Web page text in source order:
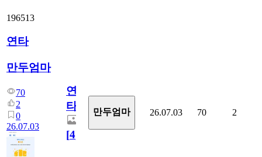
196513
연타
만두엄마
70
2
0
26.07.03
연
타
[4]
만두엄마 26.07.03 70 2